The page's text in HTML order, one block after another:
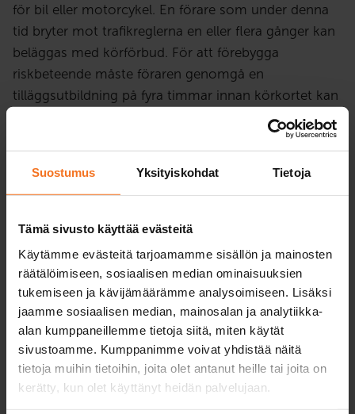
Suostumus Yksityiskohdat Tietoja
Tämä sivusto käyttää evästeitä
Käytämme evästeitä tarjoamamme sisällön ja mainosten
räätälöimiseen, sosiaalisen median ominaisuuksien
tukemiseen ja kävijämäärämme analysoimiseen. Lisäksi
jaamme sosiaalisen median, mainosalan ja analytiikka-
alan kumppaneillemme tietoja siitä, miten käytät
sivustoamme. Kumppanimme voivat yhdistää näitä
tietoja muihin tietoihin, joita olet antanut heille tai joita on
kerätty, kun olet käyttänyt heidän palvelujaan.
för bil eller motorcykel. En förare som under denna
tid bryter mot trafikreglerna en eller flera gånger kan
beläggas med körförbud. För att förebygga
riskbeteende måste föraren genomgå en
tilläggsutbildning på fyra timmar innan körkortet kan
på trafiksäkerheten. Utbildning är teoriutbildning som
omfattar individuella uppgifter och
gruppdiskussioner. Utbildningen omfattar 4 timmar
lektionerna behöves en mikrofon och webbkamera.
Kontrollera att dessa fungerar innan du ansluter dej
till skolningen. Vi rekommenderar att man ankvänder
headset.
Utbildningen kan ske under eller efter körförbudet.